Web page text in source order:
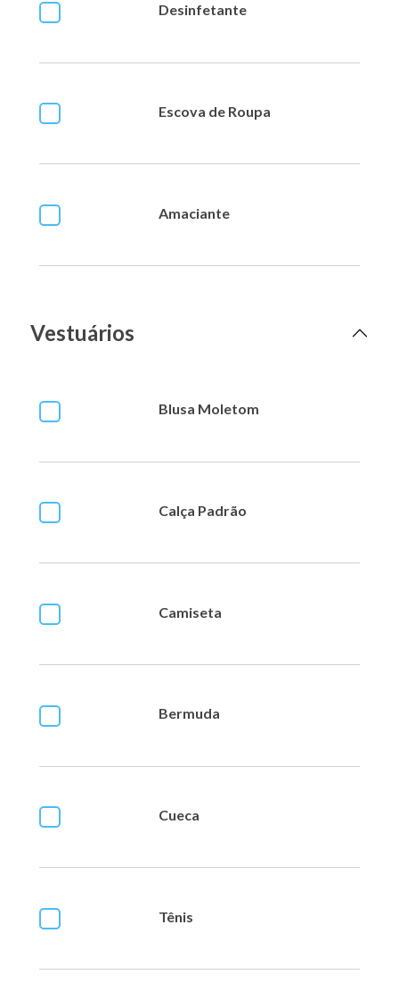
Desinfetante
Escova de Roupa
Amaciante
Vestuários
Blusa Moletom
Calça Padrão
Camiseta
Bermuda
Cueca
Tênis